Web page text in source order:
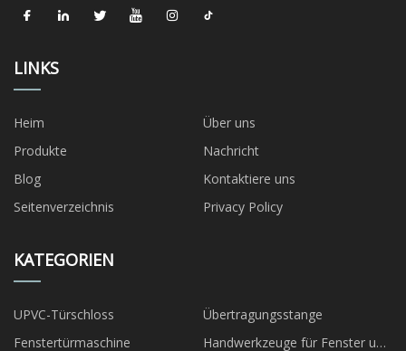
LINKS
Heim
Über uns
Produkte
Nachricht
Blog
Kontaktiere uns
Seitenverzeichnis
Privacy Policy
KATEGORIEN
UPVC-Türschloss
Übertragungsstange
Fenstertürmaschine
Handwerkzeuge für Fenster und